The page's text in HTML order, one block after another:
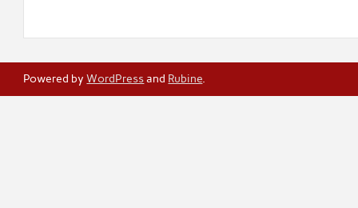
Powered byWordPressand Rubine.